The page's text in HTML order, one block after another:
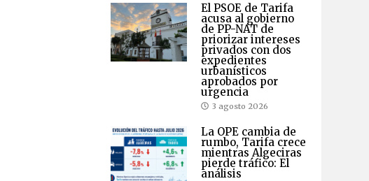
El PSOE de Tarifa
acusa al gobierno
de PP-NAT de
priorizar intereses
privados con dos
expedientes
urbanísticos
aprobados por
urgencia
3 agosto 2026
La OPE cambia de
rumbo, Tarifa crece
mientras Algeciras
pierde tráfico: El
análisis